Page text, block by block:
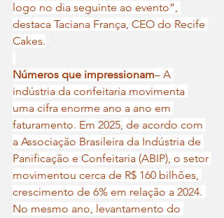
logo no dia seguinte ao evento”,
destaca Taciana França, CEO do Recife
Cakes.
Números que impressionam– A
indústria da confeitaria movimenta
uma cifra enorme ano a ano em
faturamento. Em 2025, de acordo com
a Associação Brasileira da Indústria de
Panificação e Confeitaria (ABIP), o setor
movimentou cerca de R$ 160 bilhões,
crescimento de 6% em relação a 2024.
No mesmo ano, levantamento do